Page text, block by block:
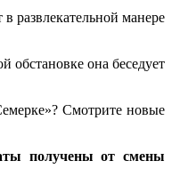
развлекательной манере
она беседует
Смотрите новые
получены от смены